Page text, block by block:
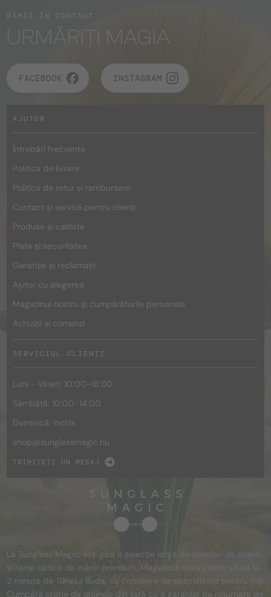
URMĂRIȚI MAGIA
FACEBOOK INSTAGRAM
AJUTOR
Întrebări frecvente
Politica de livrare
Politica de retur și rambursare
Contact și servicii pentru clienți
Produse și calitate
Plata și securitatea
Garanție și reclamații
Ajutor cu alegerea
Magazinul nostru și cumpărăturile personale
Achiziții și comenzi
SERVICIUL CLIENȚI
Luni - Vineri: 10:00-18:00
Sâmbătă: 10:00-14:00
Duminică: închis
shop@sunglassmagic.hu
TRIMITEȚI UN MESAJ
La Sunglass Magic, veți găsi o selecție largă de ochelari de soare
și rame optice de mărci premium. Magazinul nostru este situat la
2 minute de Tunelul Buda, cu consiliere de specialitate pentru toți.
Cumpără online de oriunde din țară cu o garanție de returnare de